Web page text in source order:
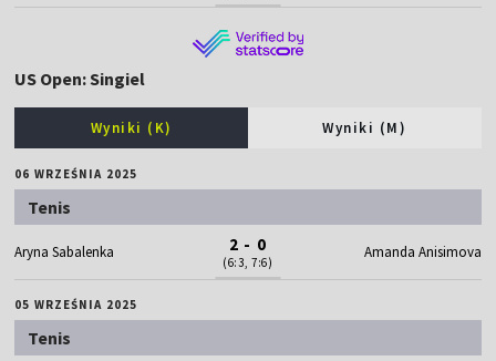
US Open: Singiel
Wyniki (K) Wyniki (M)
06 WRZEŚNIA 2025
Tenis
Aryna Sabalenka 2 - 0
(6:3, 7:6)
Amanda Anisimova
05 WRZEŚNIA 2025
Tenis